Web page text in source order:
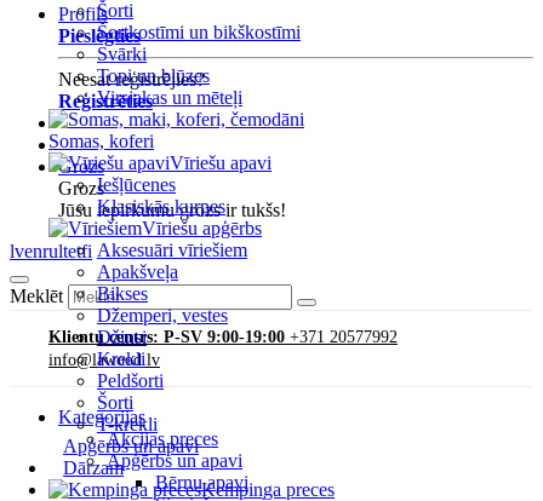
Šorti
Šortkostīmi un bikškostīmi
Svārki
Topi un blūzes
Virsjakas un mēteļi
Somas, koferi
Vīriešu apavi
Iešļūcenes
Klasiskās kurpes
Vīriešu apģērbs
Aksesuāri vīriešiem
Apakšveļa
Bikses
Džemperi, vestes
Džinsi
Krekli
Peldšorti
Šorti
T-krekli
Apģērbs un apavi
Dārzam
Kempinga preces
Profils
Pieslēgties
Neesat reģistrējies?
Reģistrēties
Grozs
Grozs
Jūsu iepirkumu grozs ir tukšs!
lvenrultetfi
Meklēt
Klientu centrs: P-SV 9:00-19:00 +371 20577992
info@lawood.lv
Kategorijas
Akcijas preces
Apģērbs un apavi
Bērnu apavi